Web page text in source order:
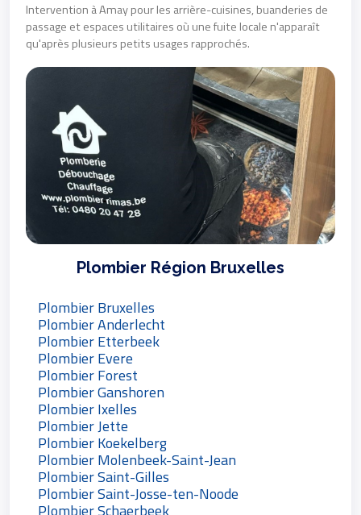
Intervention à Amay pour les arrière-cuisines, buanderies de
passage et espaces utilitaires où une fuite locale n'apparaît
qu'après plusieurs petits usages rapprochés.
Plombier Région Bruxelles
Plombier Bruxelles
Plombier Anderlecht
Plombier Etterbeek
Plombier Evere
Plombier Forest
Plombier Ganshoren
Plombier Ixelles
Plombier Jette
Plombier Koekelberg
Plombier Molenbeek-Saint-Jean
Plombier Saint-Gilles
Plombier Saint-Josse-ten-Noode